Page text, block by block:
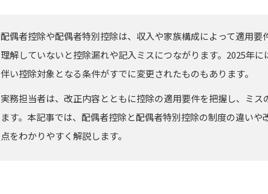
配偶者控除や配偶者特別控除は、収入や家族構成によって適用要
理解していないと控除漏れや記入ミスにつながります。2025年
伴い控除対象となる条件がすでに変更されたものもあります。
実務担当者は、改正内容とともに控除の適用要件を把握し、ミ
ます。本記事では、配偶者控除と配偶者特別控除の制度の違い
点をわかりやすく解説します。